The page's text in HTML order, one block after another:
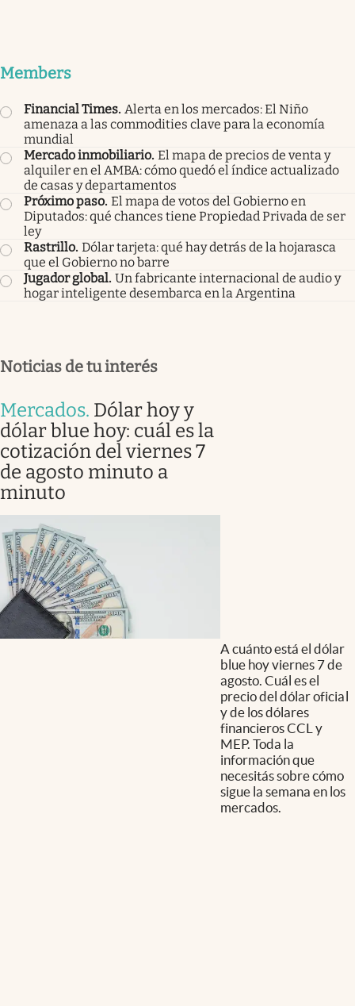
Members
Financial Times. Alerta en los mercados: El Niño
amenaza a las commodities clave para la economía
mundial
Mercado inmobiliario. El mapa de precios de venta y
alquiler en el AMBA: cómo quedó el índice actualizado
de casas y departamentos
Próximo paso. El mapa de votos del Gobierno en
Diputados: qué chances tiene Propiedad Privada de ser
ley
Rastrillo. Dólar tarjeta: qué hay detrás de la hojarasca
que el Gobierno no barre
Jugador global. Un fabricante internacional de audio y
hogar inteligente desembarca en la Argentina
Noticias de tu interés
Mercados. Dólar hoy y
dólar blue hoy: cuál es la
cotización del viernes 7
de agosto minuto a
minuto
A cuánto está el dólar
blue hoy viernes 7 de
agosto. Cuál es el
precio del dólar oficial
y de los dólares
financieros CCL y
MEP. Toda la
información que
necesitás sobre cómo
sigue la semana en los
mercados.